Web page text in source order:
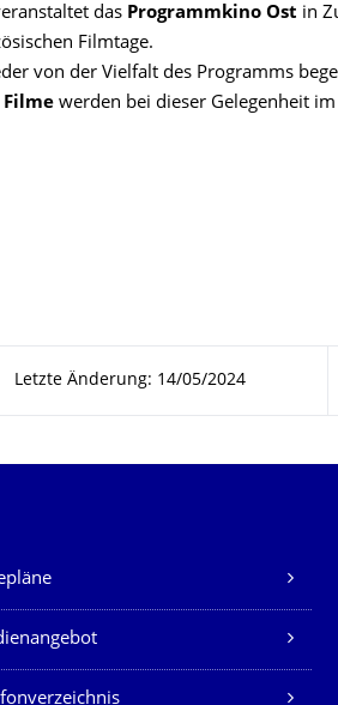
das Programmkino Ost in
Filmtage.
von der Vielfalt des Programms
Filme werden bei dieser Gelegenheit
Letzte Änderung: 14/05/2024
Dienste